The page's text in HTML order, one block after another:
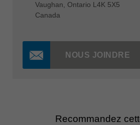
Vaughan, Ontario L4K 5X5
Canada
NOUS JOINDRE
Recommandez